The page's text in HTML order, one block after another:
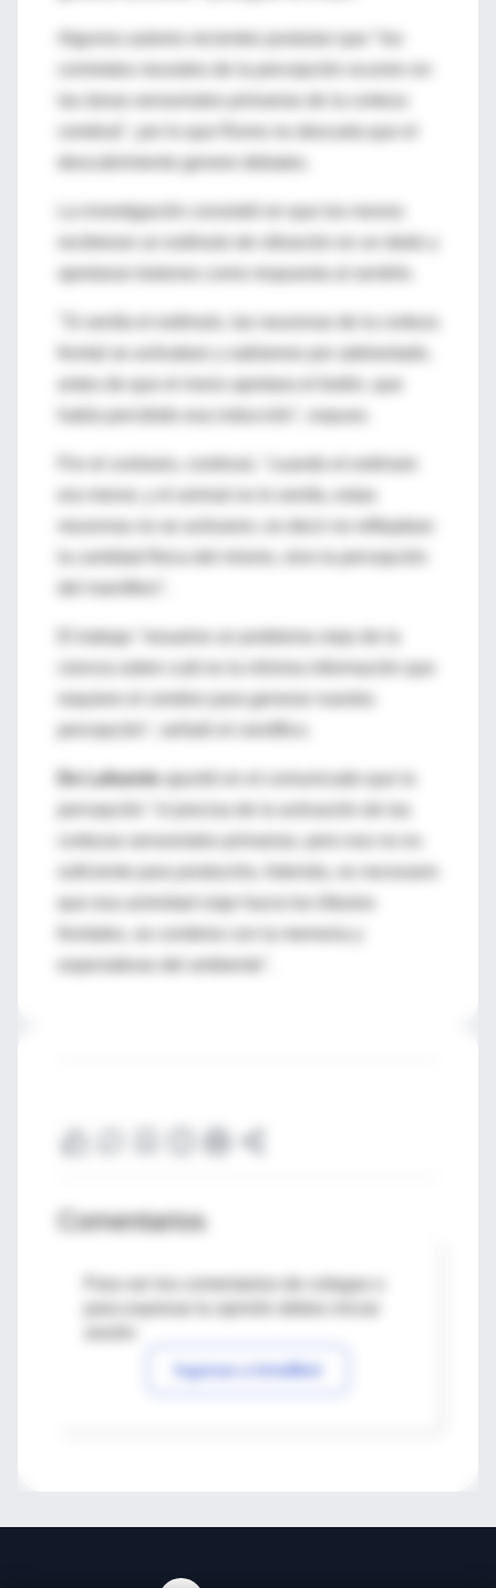
Algunos autores recientes postulan que "los
descubrimiento genere debates.
La investigación consistió en que los monos
apretaran botones como respuesta al sentirlo.
antes de que el mono apretara el botón, que
requiere el cerebro para generar nuestra
De Lafuente
apuntó en el comunicado que la
que esa actividad viaje hacia los lóbulos
Comentarios
Para ver los comentarios de colegas o
Ingresar a IntraMed